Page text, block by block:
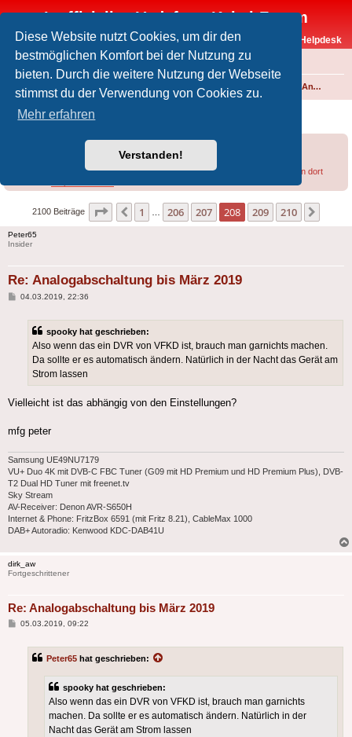
Diese Website nutzt Cookies, um dir den
bestmöglichen Komfort bei der Nutzung zu
bieten. Durch die weitere Nutzung der Webseite
stimmst du der Verwendung von Cookies zu.
Mehr erfahren
Verstanden!
Inoffizielles Vodafone-Kabel-Forum
Vodafone-Kabel-Helpdesk
FAQ
Foren-Übersicht Analoges Angebot
Analogabschaltung bis März 2019
Bei Empfangsproblemen lohnt sich u.U. einBlick in diesen Thread
bzw. in den dort
2100 Beiträge Seite 208 von210
Vorherige
1 206 207 208 209 210
Peter65
Insider
Re: Analogabschaltung bis März 2019
Beitrag
04.03.2019, 22:36
spooky hat geschrieben:
Also wenn das ein DVR von VFKD ist, brauch man garnichts machen.
Da sollte er es automatisch ändern. Natürlich in der Nacht das Gerät am
Strom lassen
Vielleicht ist das abhängig von den Einstellungen?
mfg peter
Samsung UE49NU7179
VU+ Duo 4K mit DVB-C FBC Tuner (G09 mit HD Premium und HD Premium Plus), DVB-
T2 Dual HD Tuner mit freenet.tv
Sky Stream
AV-Receiver: Denon AVR-S650H
Internet & Phone: FritzBox 6591 (mit Fritz 8.21), CableMax 1000
DAB+ Autoradio: Kenwood KDC-DAB41U
dirk_aw
Fortgeschrittener
Re: Analogabschaltung bis März 2019
Beitrag
05.03.2019, 09:22
Peter65 hat geschrieben:
spooky hat geschrieben:
Also wenn das ein DVR von VFKD ist, brauch man garnichts
machen. Da sollte er es automatisch ändern. Natürlich in der
Nacht das Gerät am Strom lassen